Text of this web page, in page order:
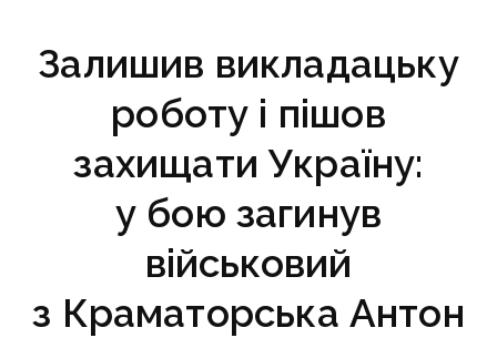
Залишив викладацьку
роботу і пішов
захищати Україну:
у бою загинув
військовий
з Краматорська Антон